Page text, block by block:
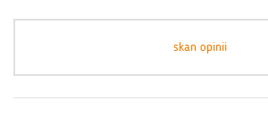
skan opinii